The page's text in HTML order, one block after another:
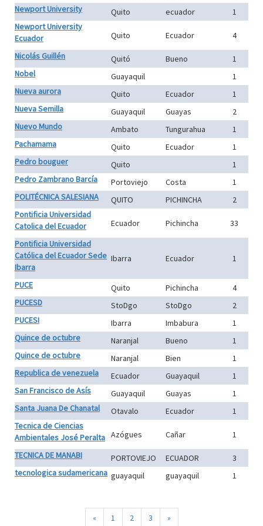
Newport University
Quito ecuador
1
Newport University
Ecuador
Quito Ecuador
4
Nicolás Guillén
Quitó Bueno
1
Nobel
Guayaquil
1
Nueva aurora
Quito Ecuador
1
Nueva Semilla
Guayaquil Guayas
2
Nuevo Mundo
Ambato Tungurahua
1
Pachamama
Quito Ecuador
1
Pedro bouguer
Quito
1
Pedro Zambrano Barcía
Portoviejo Costa
1
POLITÉCNICA SALESIANA
QUITO PICHINCHA
2
Pontificia Universidad
Catolica del Ecuador
Ecuador Pichincha
33
Pontificia Universidad
Católica del Ecuador Sede
Ibarra
Ibarra Ecuador 1
PUCE Quito Pichincha
4
PUCESD
StoDgo StoDgo
2
PUCESI
Ibarra Imbabura
1
Quince de octubre
Naranjal Bueno
1
Quince de octubre
Naranjal Bien
1
Republica de venezuela
Ecuador Guayaquil
1
San Francisco de Asís
Guayaquil Guayas
1
Santa Juana De Chanatal
Otavalo Ecuador
1
Tecnica de Ciencias
Ambientales José Peralta Azógues Cañar
1
TECNICA DE MANABI
PORTOVIEJO ECUADOR
3
tecnologica sudamericana guayaquil guayaquil 1
« 1 2 3 »